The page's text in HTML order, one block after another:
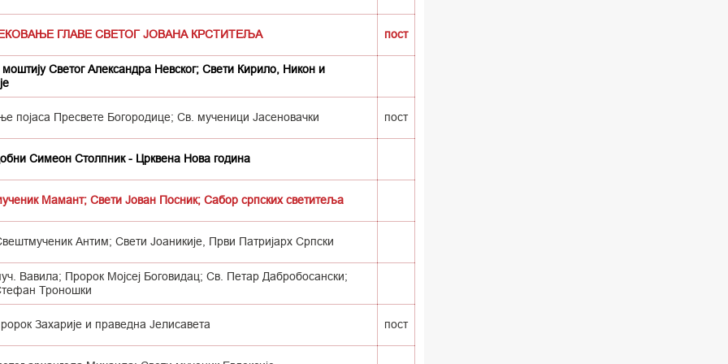
ГЛАВЕ СВЕТОГ ЈОВАНА КРСТИТЕЉА пост
Светог Александра Невског; Свети Кирило, Никон и
појаса Пресвете Богородице; Св. мученици Јасеновачки пост
Симеон Столпник - Црквена Нова година
Мамант; Свети Јован Посник; Сабор српских светитеља
Антим; Свети Јоаникије, Први Патријарх Српски
Вавила; Пророк Мојсеј Боговидац; Св. Петар Дабробосански;
Троношки
Захарије и праведна Јелисавета пост